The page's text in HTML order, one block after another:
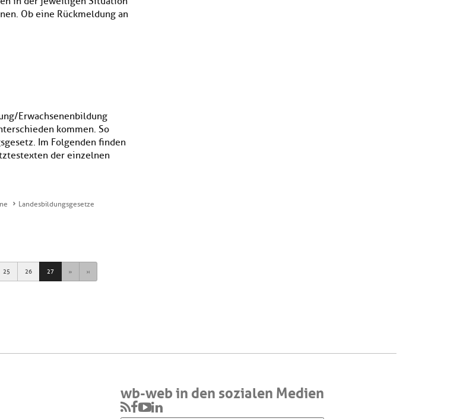
Ob eine Rückmeldung an
Erwachsenenbildung
kommen. So
Im Folgenden finden
der einzelnen
Landesbildungsgesetze
25 26 27 Next Last
wb-web in den sozialen Medien